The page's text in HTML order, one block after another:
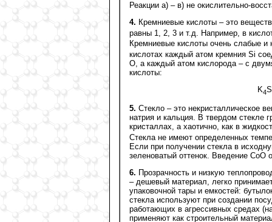
Реакции а) – в) не окислительно-
4. Кремниевые кислоты – это
равны 1, 2, 3 и т.д. Например, в
Кремниевые кислоты очень слабые
кислотах каждый атом кремния Si
О, а каждый атом кислорода – с
кислоты:
K4
5. Стекло – это некристаллическое
натрия и кальция. В твердом стекле
кристаллах, а хаотично, как в
Стекла не имеют определенных
Если при получении стекла в
зеленоватый оттенок. Введение СоО
6. Прозрачность и низкую
– дешевый материал, легко
упаковочной тары и емкостей:
стекла используют при создании
работающих в агрессивных средах
применяют как строительный